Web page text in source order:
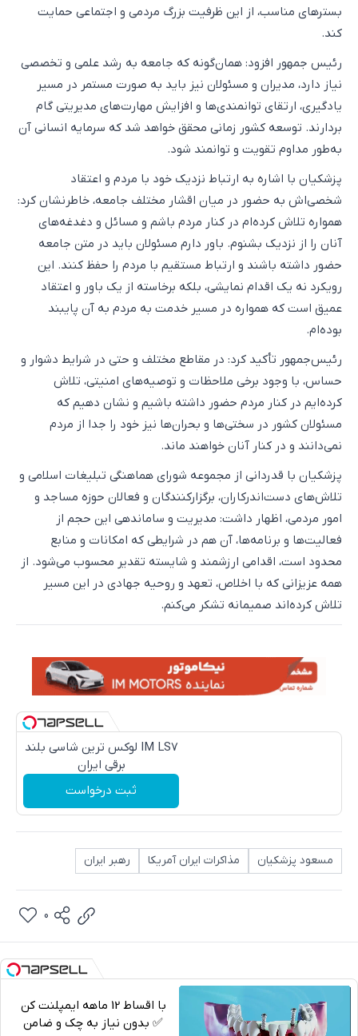
بسترهای مناسب، از این ظرفیت بزرگ مردمی و اجتماعی حمایت
کند.
رئیس جمهور افزود: همان‌گونه که جامعه به رشد علمی و تخصصی
نیاز دارد، مدیران و مسئولان نیز باید به صورت مستمر در مسیر
یادگیری، ارتقای توانمندی‌ها و افزایش مهارت‌های مدیریتی گام
بردارند. توسعه کشور زمانی محقق خواهد شد که سرمایه انسانی آن
به‌طور مداوم تقویت و توانمند شود.
پزشکیان با اشاره به ارتباط نزدیک خود با مردم و اعتقاد
شخصی‌اش به حضور در میان اقشار مختلف جامعه، خاطرنشان کرد:
همواره تلاش کرده‌ام در کنار مردم باشم و مسائل و دغدغه‌های
آنان را از نزدیک بشنوم. باور دارم مسئولان باید در متن جامعه
حضور داشته باشند و ارتباط مستقیم با مردم را حفظ کنند. این
رویکرد نه یک اقدام نمایشی، بلکه برخاسته از یک باور و اعتقاد
عمیق است که همواره در مسیر خدمت به مردم به آن پایبند
بوده‌ام.
رئیس‌جمهور تأکید کرد: در مقاطع مختلف و حتی در شرایط دشوار و
حساس، با وجود برخی ملاحظات و توصیه‌های امنیتی، تلاش
کرده‌ایم در کنار مردم حضور داشته باشیم و نشان دهیم که
مسئولان کشور در سختی‌ها و بحران‌ها نیز خود را جدا از مردم
نمی‌دانند و در کنار آنان خواهند ماند.
پزشکیان با قدردانی از مجموعه شورای هماهنگی تبلیغات اسلامی و
تلاش‌های دست‌اندرکاران، برگزارکنندگان و فعالان حوزه مساجد و
امور مردمی، اظهار داشت: مدیریت و ساماندهی این حجم از
فعالیت‌ها و برنامه‌ها، آن هم در شرایطی که امکانات و منابع
محدود است، اقدامی ارزشمند و شایسته تقدیر محسوب می‌شود. از
همه عزیزانی که با اخلاص، تعهد و روحیه جهادی در این مسیر
تلاش کرده‌اند صمیمانه تشکر می‌کنم.
IM LS7 لوکس ترین شاسی بلند
برقی ایران
ثبت درخواست
مسعود پزشکیان مذاکرات ایران آمریکا رهبر ایران
0
با اقساط 12 ماهه ایمپلنت کن
✅ بدون نیاز به چک و ضامن